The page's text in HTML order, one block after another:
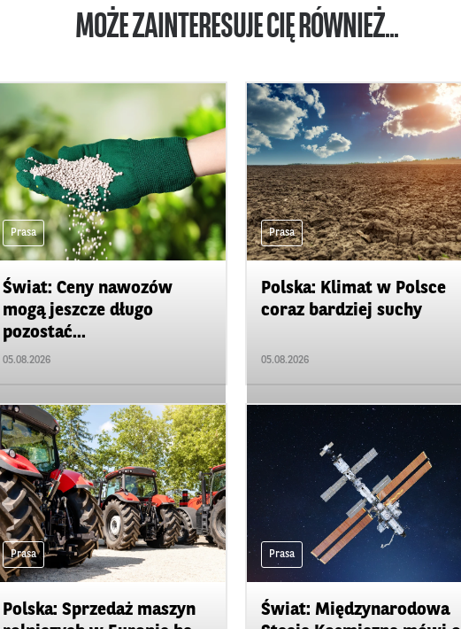
MOŻE ZAINTERESUJE CIĘ RÓWNIEŻ...
Prasa
Świat: Ceny nawozów
mogą jeszcze długo
pozostać...
05.08.2026
Prasa
Polska: Klimat w Polsce
coraz bardziej suchy
05.08.2026
Prasa
Polska: Sprzedaż maszyn
Prasa
Świat: Międzynarodowa